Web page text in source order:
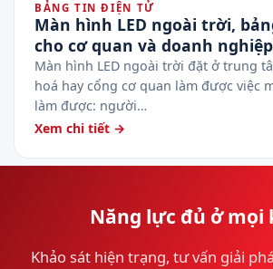
BẢNG TIN ĐIỆN TỬ
Màn hình LED ngoài trời,
cho cơ quan và doanh nghiệp
Màn hình LED ngoài trời đặt ở trung
hoá hay cổng cơ quan làm được việc
làm được: người…
Xem chi tiết →
Năng lực đủ ở mọi
Khảo sát hiện trạng, tư vấn giải